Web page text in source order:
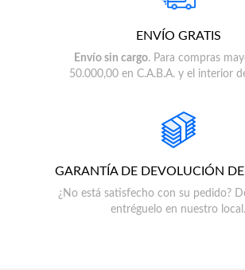
ENVÍO GRATIS
Envío sin cargo. Para compras
50.000,00 en C.A.B.A. y el interior
GARANTÍA DE DEVOLUCIÓN
¿No está satisfecho con su pedido?
entréguelo en nuestro local.